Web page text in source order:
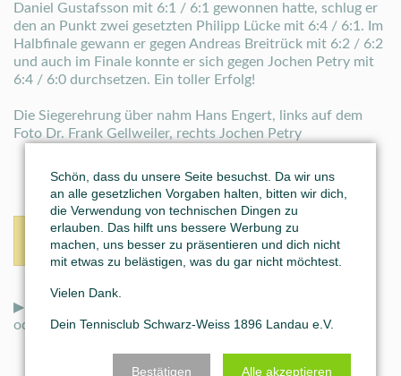
Daniel Gustafsson mit 6:1 / 6:1 gewonnen hatte, schlug er
den an Punkt zwei gesetzten Philipp Lücke mit 6:4 / 6:1. Im
Halbfinale gewann er gegen Andreas Breitrück mit 6:2 / 6:2
und auch im Finale konnte er sich gegen Jochen Petry mit
6:4 / 6:0 durchsetzen. Ein toller Erfolg!
Die Siegerehrung über nahm Hans Engert, links auf dem
Foto Dr. Frank Gellweiler, rechts Jochen Petry
Zurück
▶ Mehr News auch auf unseren
oder unserer neuenWhatsApp-Community:
Schön, dass du unsere Seite besuchst. Da wir uns
an alle gesetzlichen Vorgaben halten, bitten wir dich,
die Verwendung von technischen Dingen zu
erlauben. Das hilft uns bessere Werbung zu
machen, uns besser zu präsentieren und dich nicht
mit etwas zu belästigen, was du gar nicht möchtest.
Vielen Dank.
Dein Tennisclub Schwarz-Weiss 1896 Landau e.V.
Bestätigen Alle akzeptieren